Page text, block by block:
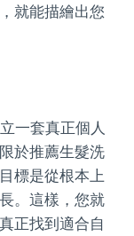
就能描繪出您
一套真正個人
於推薦生髮洗
標是從根本上
。這樣，您就
正找到適合自